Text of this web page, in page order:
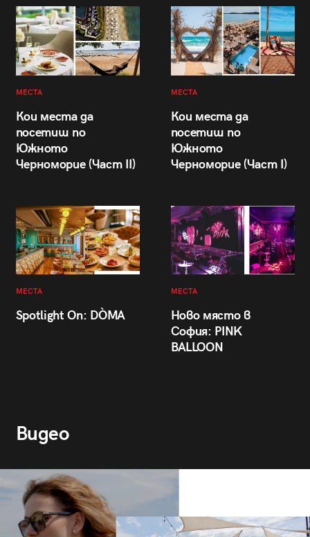
МЕСТА
Кои места да
посетиш по
Южното
Черноморие (Част II)
МЕСТА
Кои места да
посетиш по
Южното
Черноморие (Част I)
МЕСТА
Spotlight On: DÒMA
МЕСТА
Ново място в
София: PINK
BALLOON
Видео